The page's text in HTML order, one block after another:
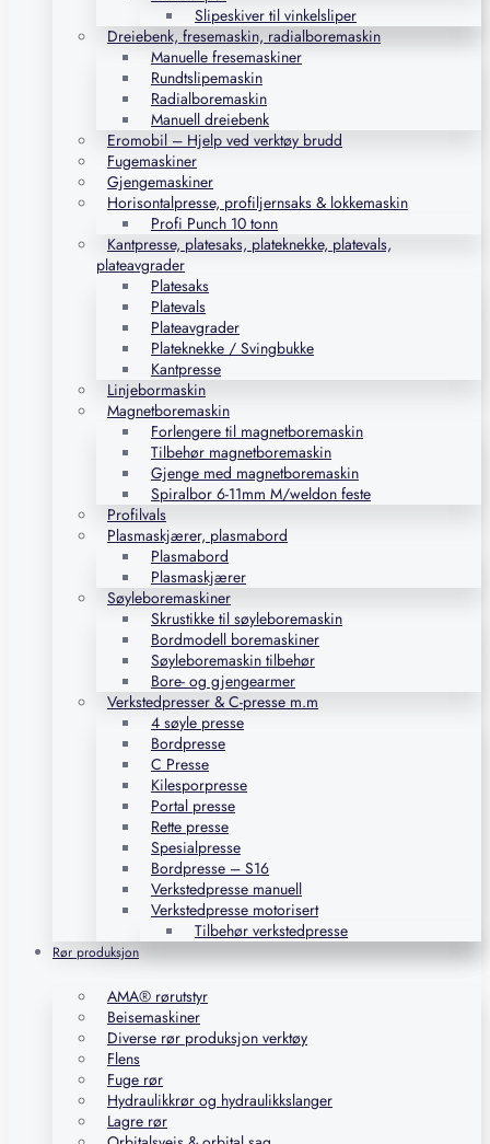
Slipeskiver til vinkelsliper
Dreiebenk, fresemaskin, radialboremaskin
Manuelle fresemaskiner
Rundtslipemaskin
Radialboremaskin
Manuell dreiebenk
Eromobil – Hjelp ved verktøy brudd
Fugemaskiner
Gjengemaskiner
Horisontalpresse, profiljernsaks & lokkemaskin
Profi Punch 10 tonn
Kantpresse, platesaks, plateknekke, platevals,
plateavgrader
Platesaks
Platevals
Plateavgrader
Plateknekke / Svingbukke
Kantpresse
Linjebormaskin
Magnetboremaskin
Forlengere til magnetboremaskin
Tilbehør magnetboremaskin
Gjenge med magnetboremaskin
Spiralbor 6-11mm M/weldon feste
Profilvals
Plasmaskjærer, plasmabord
Plasmabord
Plasmaskjærer
Søyleboremaskiner
Skrustikke til søyleboremaskin
Bordmodell boremaskiner
Søyleboremaskin tilbehør
Bore- og gjengearmer
Verkstedpresser & C-presse m.m
4 søyle presse
Bordpresse
C Presse
Kilesporpresse
Portal presse
Rette presse
Spesialpresse
Bordpresse – S16
Verkstedpresse manuell
Verkstedpresse motorisert
Tilbehør verkstedpresse
Rør produksjon
AMA® rørutstyr
Beisemaskiner
Diverse rør produksjon verktøy
Flens
Fuge rør
Hydraulikkrør og hydraulikkslanger
Lagre rør